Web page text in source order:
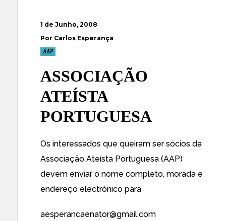
1 de Junho, 2008
Por Carlos Esperança
AAP
ASSOCIAÇÃO
ATEÍSTA
PORTUGUESA
Os interessados que queiram ser sócios da
Associação Ateísta Portuguesa (AAP)
devem enviar o nome completo, morada e
endereço electrónico para
aesperancaenator@gmail.com